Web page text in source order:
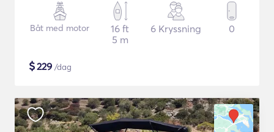
Båt med motor
16 ft
5 m
6 Kryssning 0
$229 /dag